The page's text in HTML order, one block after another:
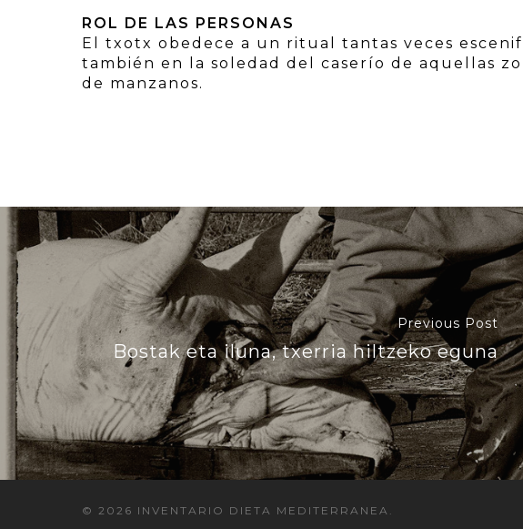
ROL DE LAS PERSONAS
El txotx obedece a un ritual tantas veces
también en la soledad del caserío de aquellas
de manzanos.
Previous Post
Bostak eta iluna, txerria hiltzeko eguna
© 2026 INVENTARIO DIETA MEDITERRANEA.